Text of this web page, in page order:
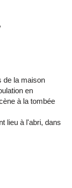
de la maison
en
à la tombée
lieu à l'abri, dans